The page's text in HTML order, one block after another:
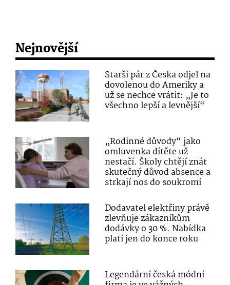
Nejnovější
Starší pár z Česka odjel na
dovolenou do Ameriky a
už se nechce vrátit: „Je to
všechno lepší a levnější“
„Rodinné důvody“ jako
omluvenka dítěte už
nestačí. Školy chtějí znát
skutečný důvod absence a
strkají nos do soukromí
Dodavatel elektřiny právě
zlevňuje zákazníkům
dodávky o 30 %. Nabídka
platí jen do konce roku
Legendární česká módní